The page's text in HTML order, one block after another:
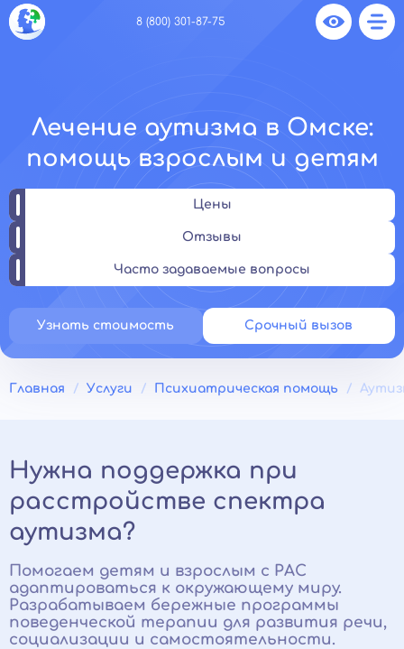
8 (800) 301-87-75
Лечение аутизма в Омске:
помощь взрослым и детям
Цены
Отзывы
Часто задаваемые вопросы
Узнать стоимость Срочный вызов
Главная Услуги Психиатрическая помощь
Нужна поддержка при
расстройстве спектра
аутизма?
Помогаем детям и взрослым с РАС
адаптироваться к окружающему миру.
Разрабатываем бережные программы
поведенческой терапии для развития речи,
социализации и самостоятельности.